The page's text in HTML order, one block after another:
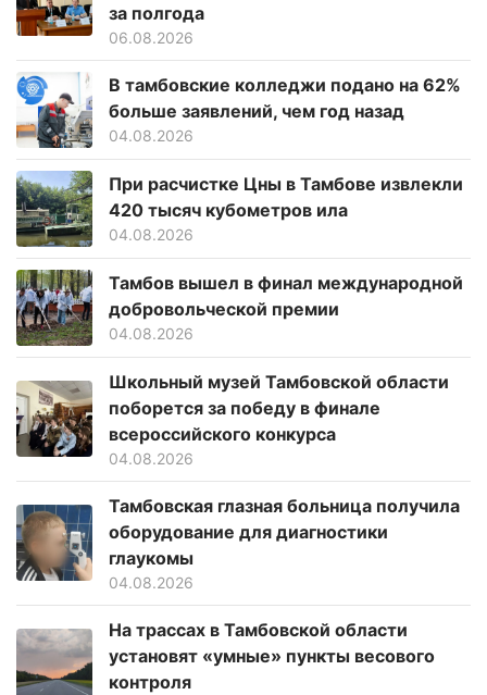
за полгода
06.08.2026
В тамбовские колледжи подано на 62%
больше заявлений, чем год назад
04.08.2026
При расчистке Цны в Тамбове извлекли
420 тысяч кубометров ила
04.08.2026
Тамбов вышел в финал международной
добровольческой премии
04.08.2026
Школьный музей Тамбовской области
поборется за победу в финале
всероссийского конкурса
04.08.2026
Тамбовская глазная больница получила
оборудование для диагностики
глаукомы
04.08.2026
На трассах в Тамбовской области
установят «умные» пункты весового
контроля